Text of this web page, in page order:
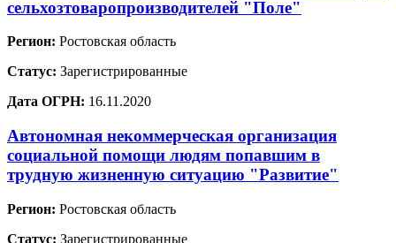
сельхозтоваропроизводителей "Поле"
Регион: Ростовская область
Статус: Зарегистрированные
Дата ОГРН: 16.11.2020
Автономная некоммерческая организация
социальной помощи людям попавшим в
трудную жизненную ситуацию "Развитие"
Регион: Ростовская область
Статус: Зарегистрированные